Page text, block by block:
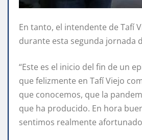
En tanto, el intendente de Tafí
durante esta segunda jornada
“Este es el inicio del fin de un
que felizmente en Tafí Viejo
que conocemos, que la
que ha producido. En hora
sentimos realmente